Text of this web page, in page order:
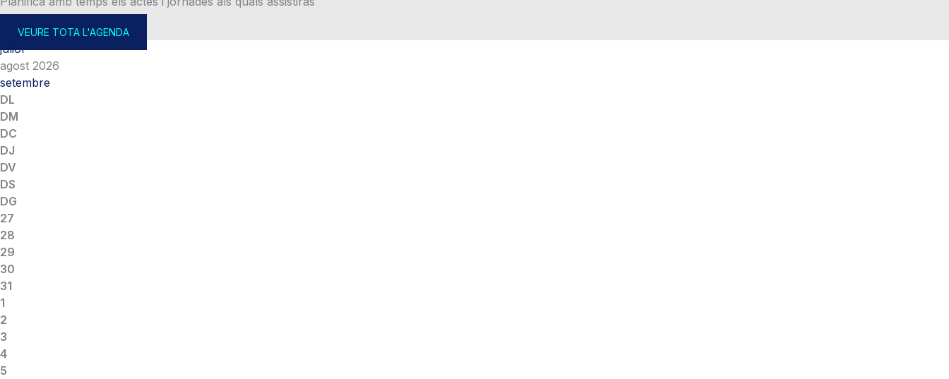
VEURE TOTA L'AGENDA
juliol
agost 2026
setembre
DL
DM
DC
DJ
DV
DS
DG
27
28
29
30
31
1
2
3
4
5